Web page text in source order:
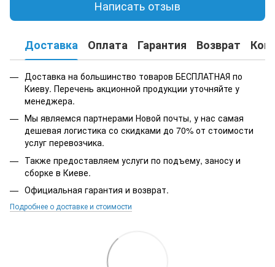
Написать отзыв
Доставка Оплата Гарантия Возврат
Доставка на большинство товаров БЕСПЛАТНАЯ по
Киеву. Перечень акционной продукции уточняйте у
менеджера.
Мы являемся партнерами Новой почты, у нас самая
дешевая логистика со скидками до 70% от стоимости
услуг перевозчика.
Также предоставляем услуги по подъему, заносу и
сборке в Киеве.
Официальная гарантия и возврат.
Подробнее о доставке и стоимости